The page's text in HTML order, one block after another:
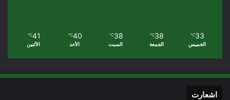
33
℃
الخميس
38
℃
الجمعة
38
℃
السبت
40
℃
الأحد
41
℃
الأثنين
اشعارت